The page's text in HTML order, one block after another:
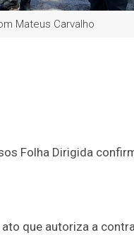
Mateus Carvalho
Folha Dirigida
que autoriza a